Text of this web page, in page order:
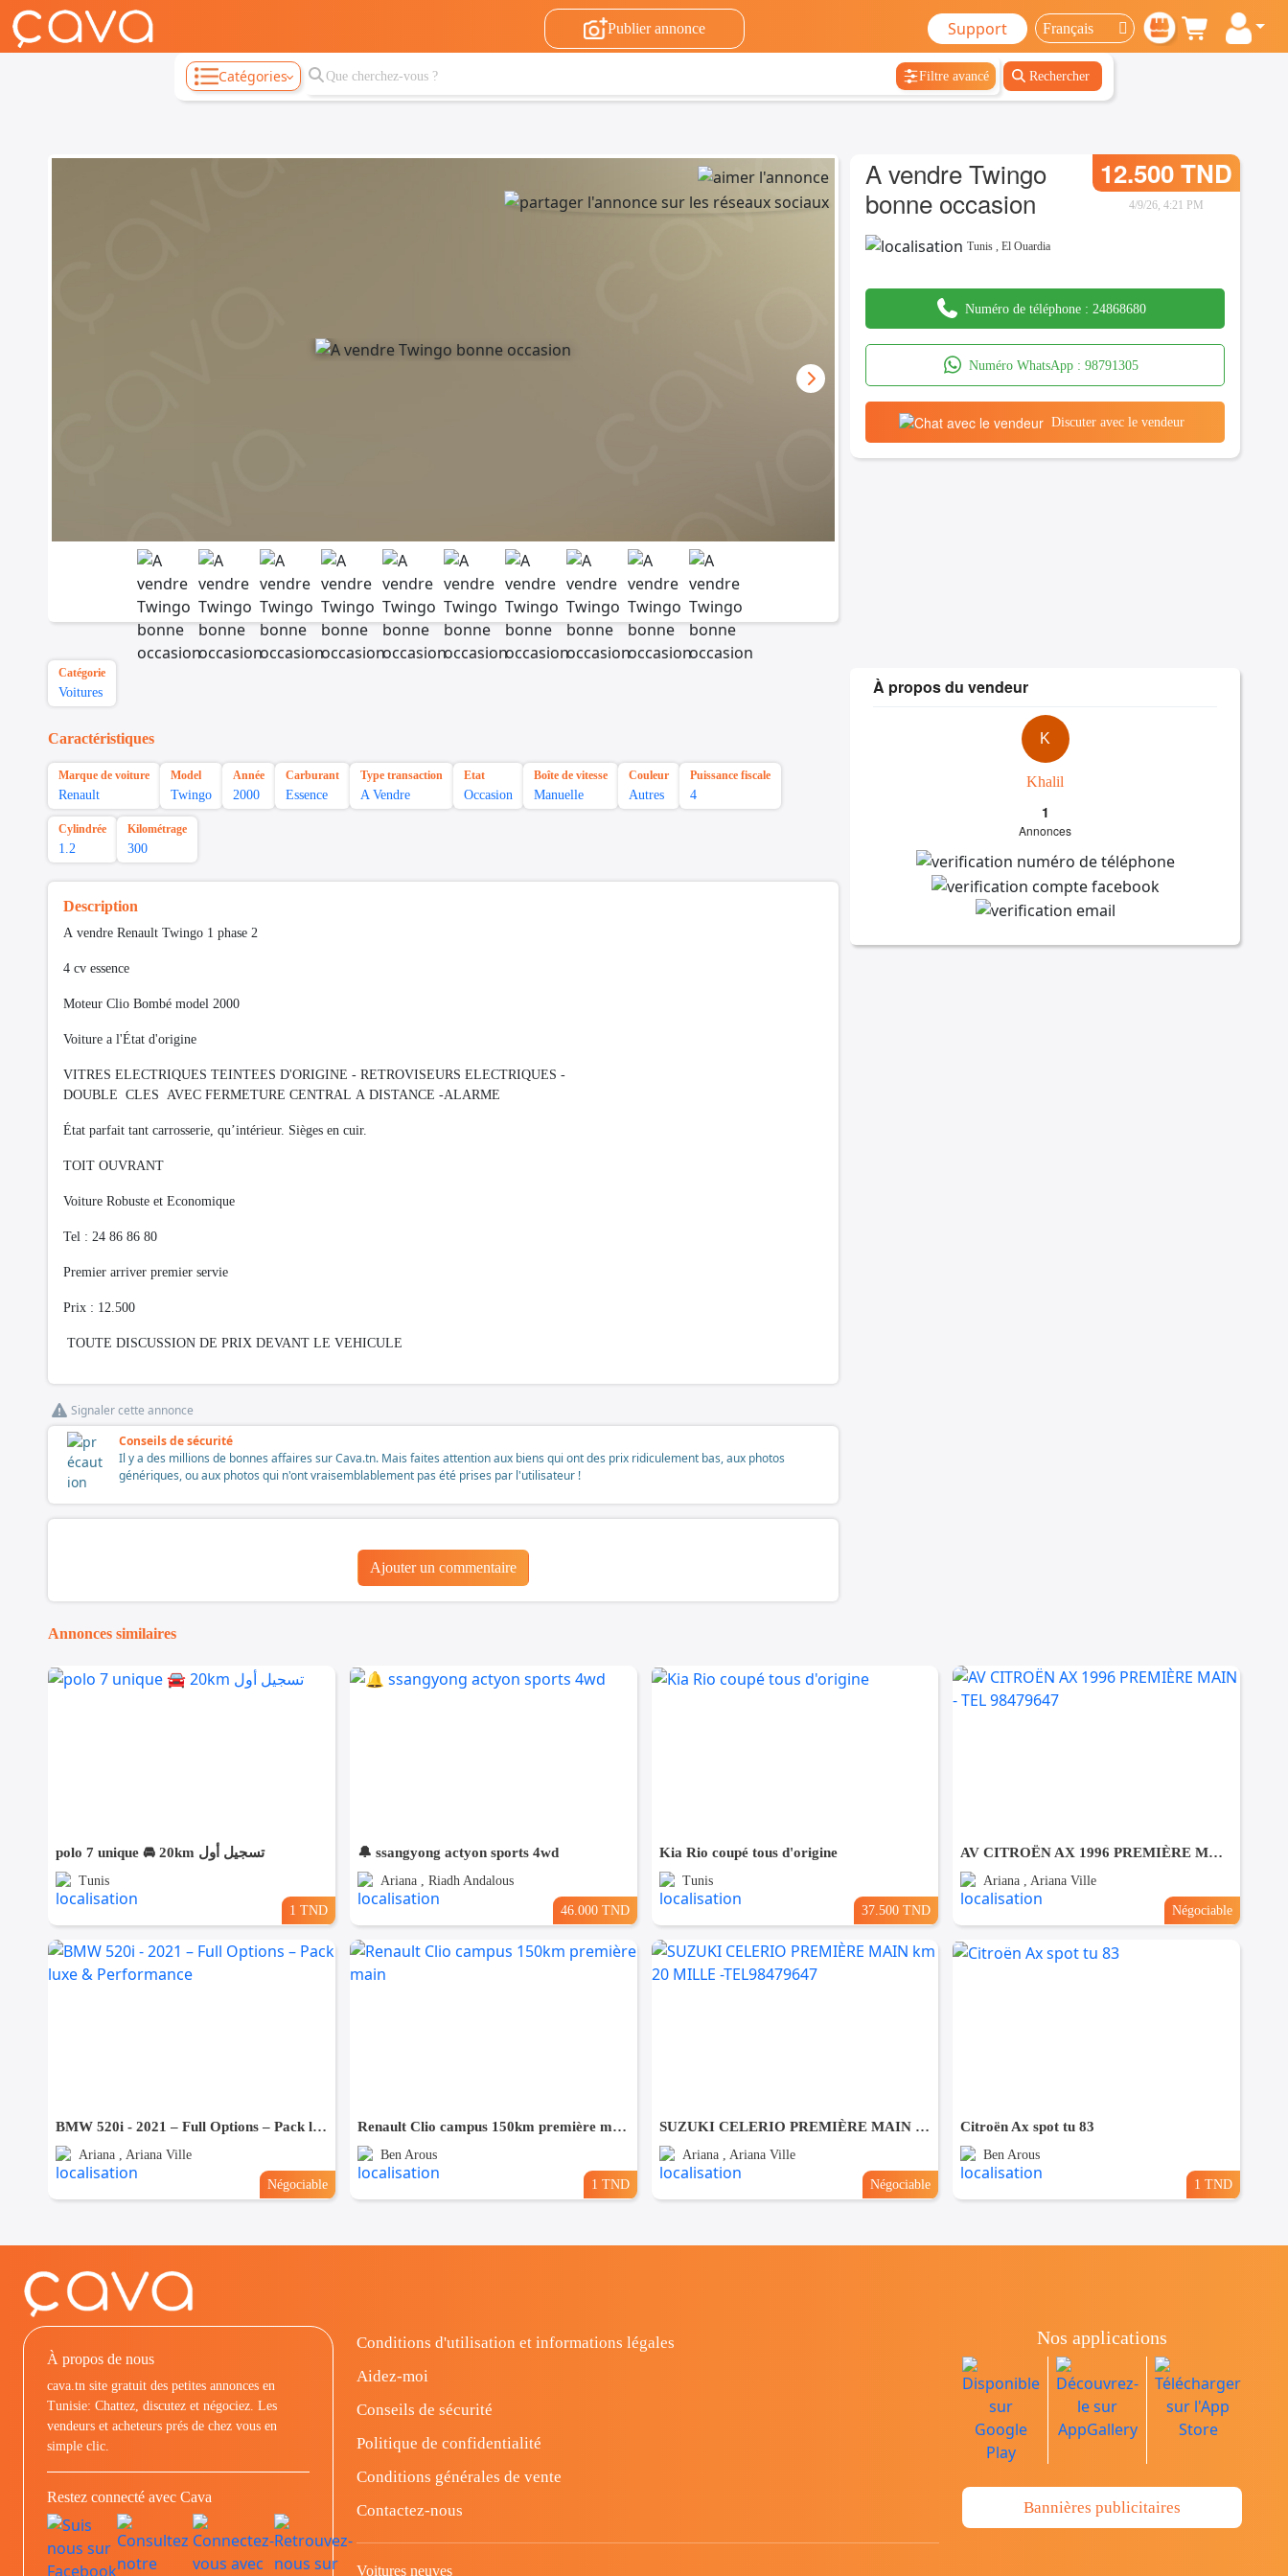
Publier annonce Support
Catégories Filtre avancé Rechercher
A vendre Twingo
bonne occasion
12.500 TND
4/9/26, 4:21 PM
Tunis ,El Ouardia
Numéro de téléphone : 24868680
Numéro WhatsApp :98791305
Discuter avec le vendeur
Catégorie
Voitures
Caractéristiques
Marque de voiture
Renault
Model
Twingo
Année
2000
Carburant
Essence
Type transaction
A Vendre
Etat
Occasion
Boîte de vitesse
Manuelle
Couleur
Autres
Puissance fiscale
4
Cylindrée
1.2
Kilométrage
300
Description
A vendre Renault Twingo 1 phase 2
4 cv essence
Moteur Clio Bombé model 2000
Voiture a l'État d'origine
VITRES ELECTRIQUES TEINTEES D'ORIGINE - RETROVISEURS ELECTRIQUES -
DOUBLE CLES AVEC FERMETURE CENTRAL A DISTANCE -ALARME
État parfait tant carrosserie, qu’intérieur. Sièges en cuir.
TOIT OUVRANT
Voiture Robuste et Economique
Tel : 24 86 86 80
Premier arriver premier servie
Prix : 12.500
TOUTE DISCUSSION DE PRIX DEVANT LE VEHICULE
Signaler cette annonce
Conseils de sécurité
Il y a des millions de bonnes affaires sur Cava.tn. Mais faites attention aux biens qui ont des prix ridiculement bas, aux photos
génériques, ou aux photos qui n'ont vraisemblablement pas été prises par l'utilisateur !
Ajouter un commentaire
À propos du vendeur
K
Khalil
1
Annonces
Annonces similaires
polo 7 unique 🚘 20km تسجيل أول
Tunis
1 TND
🔔 ssangyong actyon sports 4wd
Ariana , Riadh Andalous
46.000 TND
Kia Rio coupé tous d'origine
Tunis
37.500 TND
AV CITROËN AX 1996 PREMIÈRE MAIN - TEL 98479647
Ariana , Ariana Ville
Négociable
BMW 520i - 2021 – Full Options – Pack luxe & Performance
Ariana , Ariana Ville
Négociable
Renault Clio campus 150km première main
Ben Arous
1 TND
SUZUKI CELERIO PREMIÈRE MAIN km 20 MILLE -TEL98479647
Ariana , Ariana Ville
Négociable
Citroën Ax spot tu 83
Ben Arous
1 TND
À propos de nous
cava.tn site gratuit des petites annonces en
Tunisie: Chattez, discutez et négociez. Les
vendeurs et acheteurs prés de chez vous en
simple clic.
Restez connecté avec Cava
Conditions d'utilisation et informations légales
Aidez-moi
Conseils de sécurité
Politique de confidentialité
Conditions générales de vente
Contactez-nous
Voitures neuves
Nos applications
Bannières publicitaires